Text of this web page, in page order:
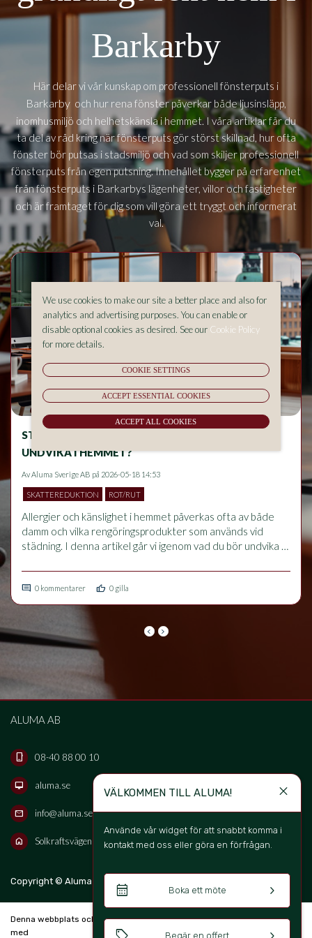
VÄLKOMMEN TILL ALUMA! close
Använde vår widget för att snabbt komma i
kontakt med oss eller göra en förfrågan.
calendar_month Boka ett möte keyboard_arrow_right
Begär en offert
Barkarby
Här delar vi vår kunskap om professionell fönsterputs i
Barkarby och hur rena fönster påverkar både ljusinsläpp,
inomhusmiljö och helhetskänsla i hemmet. I våra artiklar får du
ta del av råd kring när fönsterputs gör störst skillnad, hur ofta
fönster bör putsas i stadsmiljö och vad som skiljer professionell
fönsterputs från egen putsning. Innehållet bygger på erfarenhet
från fönsterputs i Barkarbys lägenheter, villor och fastigheter
och är framtaget för dig som vill göra ett tryggt och informerat
val.
STÄDNING OCH ALLERGIER – VAD BÖR DU
UNDVIKA I HEMMET?
AvAluma Sverige AB på 2026-05-18 14:53
SKATTEREDUKTION ROT/RUT
Allergier och känslighet i hemmet påverkas ofta av både
damm och vilka rengöringsprodukter som används vid
städning. I denna artikel går vi igenom vad du bör undvika
förbättrar inomhusmiljön och vilka vanliga misstag som kan
förvärra problem med luftvägar och känslighet.
comment 0 kommentarer thumb_up 0 gilla
keyboard_arrow_left keyboard_arrow_right
ALUMA AB
phone_iphone 08-40 88 00 10
desktop_mac aluma.se
mail info@aluma.se
home Solkraftsvägen 16B, 135 70 Stockholm, Sweden
Copyright © Aluma Sverige AB 2026 keyboard_arrow_up
Denna webbplats och bokningssystem är skapad
med
We use cookies to make our site a better place and also for
analytics and advertising purposes. You can enable or
disable optional cookies as desired. See our Cookie Policy
for more details.
COOKIE SETTINGS
ACCEPT ESSENTIAL COOKIES
ACCEPT ALL COOKIES